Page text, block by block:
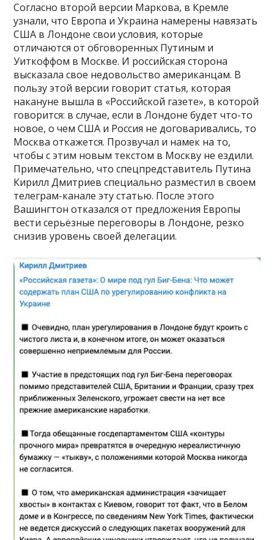
Согласно второй версии Маркова, в Кремле
узнали, что Европа и Украина намерены навязать
США в Лондоне свои условия, которые
отличаются от обговоренных Путиным и
Уиткоффом в Москве. И российская сторона
высказала свое недовольство американцам. В
пользу этой версии говорит статья, которая
накануне вышла в «Российской газете», в которой
говорится: в случае, если в Лондоне будет что-то
новое, о чем США и Россия не договаривались, то
Москва откажется. Прозвучал и намек на то,
чтобы с этим новым текстом в Москву не ездили.
Примечательно, что спецпредставитель Путина
Кирилл Дмитриев специально разместил в своем
телеграм-канале эту статью. После этого
Вашингтон отказался от предложения Европы
вести серьёзные переговоры в Лондоне, резко
снизив уровень своей делегации.